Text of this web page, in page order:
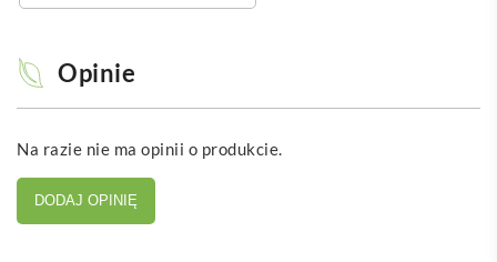
Opinie
Na razie nie ma opinii o produkcie.
DODAJ OPINIĘ